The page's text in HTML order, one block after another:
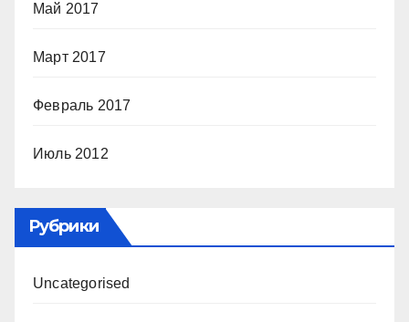
Май 2017
Март 2017
Февраль 2017
Июль 2012
Рубрики
Uncategorised